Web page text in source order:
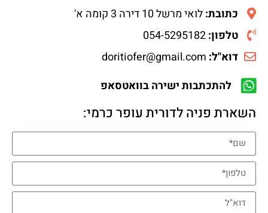
כתובת:לואי מרשל 10 דירה 3 קומה א'
טלפון:054-5295182
דוא"ל: doritiofer@gmail.com
להתכתבות ישירה בוואטסאפ
השארת פניה לדורית עופר כרמי: